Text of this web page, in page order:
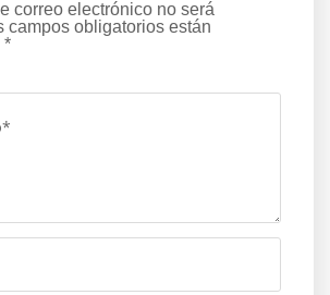
correo electrónico no será
campos obligatorios están
*